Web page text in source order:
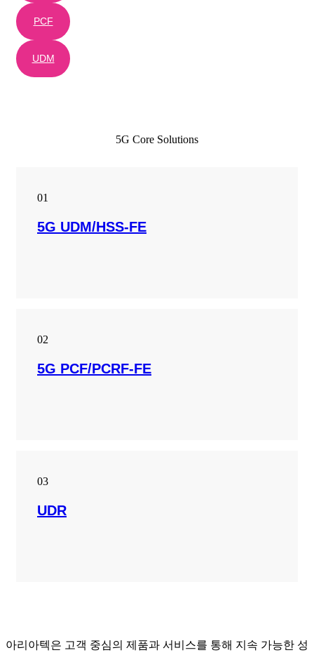
PCF
UDM
5G Core Solutions
01
5G UDM/HSS-FE
02
5G PCF/PCRF-FE
03
UDR
아리아텍은 고객 중심의 제품과 서비스를 통해 지속 가능한 성